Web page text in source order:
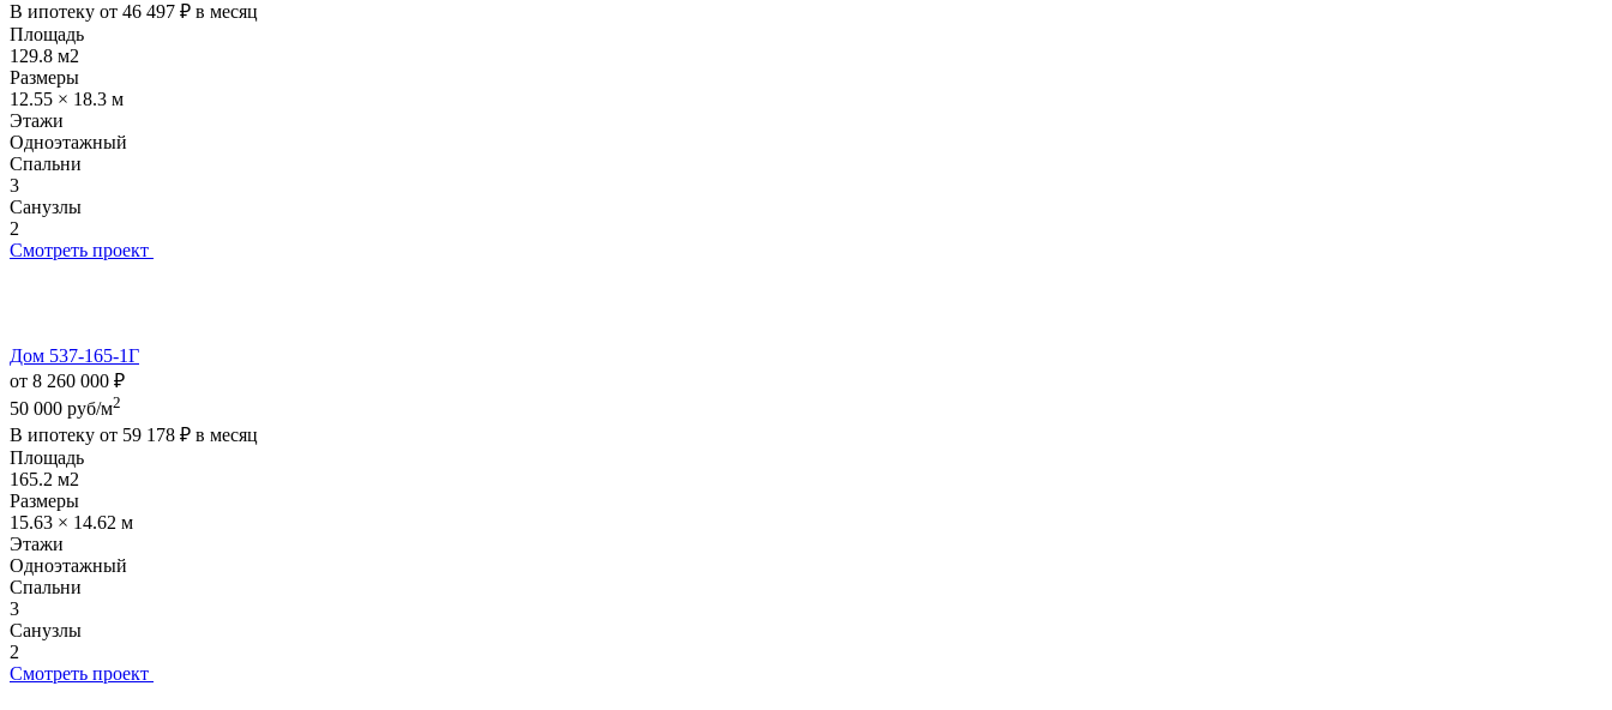
В ипотеку от 46 497 ₽ в месяц
Площадь
129.8 м2
Размеры
12.55 × 18.3 м
Этажи
Одноэтажный
Спальни
3
Санузлы
2
Смотреть проект
Дом 537-165-1Г
от 8 260 000 ₽
50 000 руб/м2
В ипотеку от 59 178 ₽ в месяц
Площадь
165.2 м2
Размеры
15.63 × 14.62 м
Этажи
Одноэтажный
Спальни
3
Санузлы
2
Смотреть проект